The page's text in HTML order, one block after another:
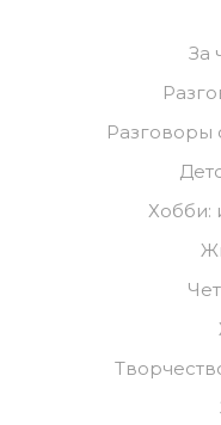
За
Разговоры
Хобби: